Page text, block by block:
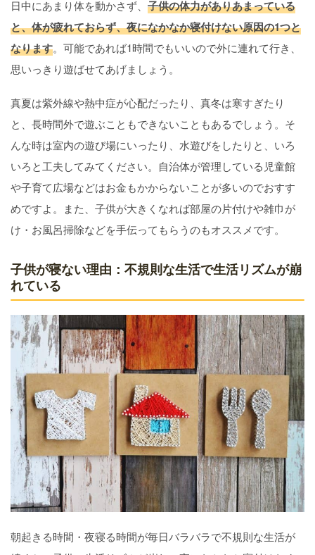
日中にあまり体を動かさず、 子供の体力がありあまっている
と、体が疲れておらず、夜になかなか寝付けない原因の1つと
なります。可能であれば1時間でもいいので外に連れて行き、
思いっきり遊ばせてあげましょう。
真夏は紫外線や熱中症が心配だったり、真冬は寒すぎたり
と、長時間外で遊ぶこともできないこともあるでしょう。そ
んな時は室内の遊び場にいったり、水遊びをしたりと、いろ
いろと工夫してみてください。自治体が管理している児童館
や子育て広場などはお金もかからないことが多いのでおすす
めですよ。また、子供が大きくなれば部屋の片付けや雑巾が
け・お風呂掃除などを手伝ってもらうのもオススメです。
子供が寝ない理由：不規則な生活で生活リズムが崩
れている
朝起きる時間・夜寝る時間が毎日バラバラで不規則な生活が